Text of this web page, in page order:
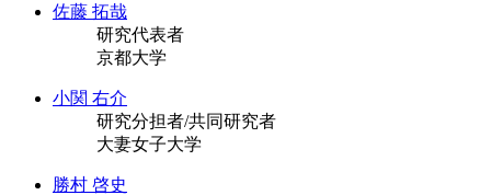
佐藤 拓哉
研究代表者
京都大学
小関 右介
研究分担者/共同研究者
大妻女子大学
勝村 啓史